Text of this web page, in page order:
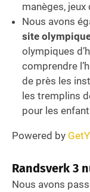
manèges, jeux
Nous avons
site
olympiques
comprendre
de près les
les tremplins
pour les
Powered by
Randsverk 3
Nous avons